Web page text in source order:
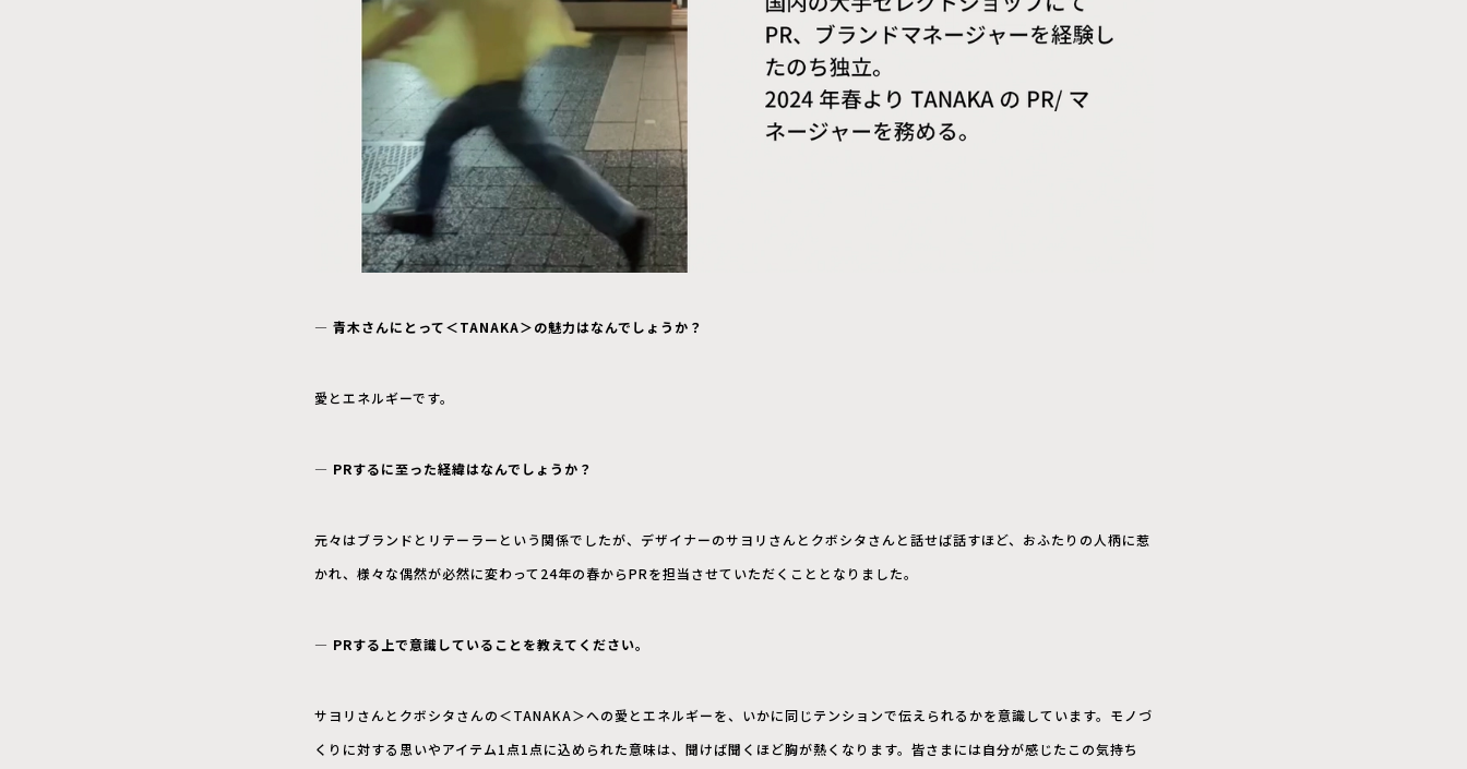
― 青木さんにとって＜TANAKA＞の魅力はなんでしょうか？
愛とエネルギーです。
― PRするに至った経緯はなんでしょうか？
元々はブランドとリテーラーという関係でしたが、デザイナーのサヨリさんとクボシタさんと話せば話すほど、おふたりの人柄に惹
かれ、様々な偶然が必然に変わって24年の春からPRを担当させていただくこととなりました。
― PRする上で意識していることを教えてください。
サヨリさんとクボシタさんの＜TANAKA＞への愛とエネルギーを、いかに同じテンションで伝えられるかを意識しています。モノづ
くりに対する思いやアイテム1点1点に込められた意味は、聞けば聞くほど胸が熱くなります。皆さまには自分が感じたこの気持ち